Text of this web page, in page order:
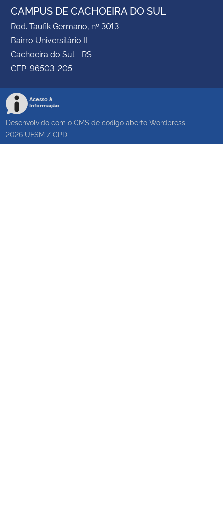
CAMPUS DE CACHOEIRA DO SUL
Rod. Taufik Germano, nº 3013
Bairro Universitário II
Cachoeira do Sul - RS
CEP: 96503-205
Acesso à
Informação
Desenvolvido com o CMS de código aberto Wordpress
2026 UFSM / CPD